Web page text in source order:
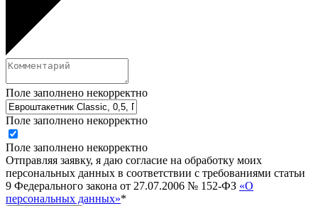
Поле заполнено некорректно
Поле заполнено некорректно
Поле заполнено некорректно
Отправляя заявку, я даю согласие на обработку моих
персональных данных в соответствии с требованиями статьи
9 Федерального закона от 27.07.2006 № 152-ФЗ «О
персональных данных»*